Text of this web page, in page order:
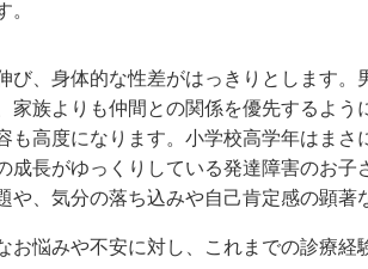
。
び、身体的な性差がはっきりとします
家族よりも仲間との関係を優先するよ
も高度になります。小学校高学年はま
成長がゆっくりしている発達障害のお
や、気分の落ち込みや自己肯定感の顕
お悩みや不安に対し、これまでの診療